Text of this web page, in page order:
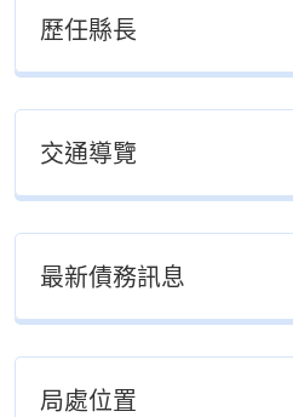
歷任縣長
交通導覽
最新債務訊息
局處位置